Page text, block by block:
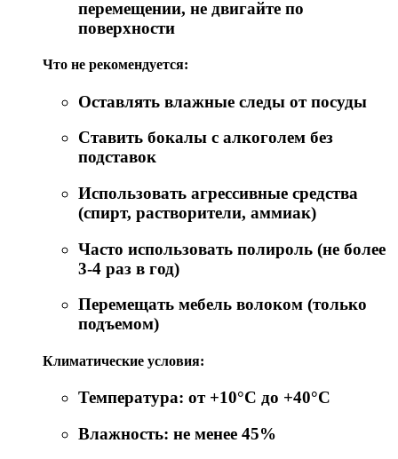
перемещении, не двигайте по
поверхности
Что не рекомендуется:
Оставлять влажные следы от посуды
Ставить бокалы с алкоголем без
подставок
Использовать агрессивные средства
(спирт, растворители, аммиак)
Часто использовать полироль (не более
3-4 раз в год)
Перемещать мебель волоком (только
подъемом)
Климатические условия:
Температура: от +10°C до +40°C
Влажность: не менее 45%